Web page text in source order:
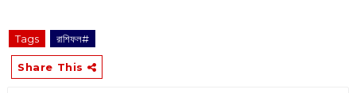
Tags রাশিফল#
Share This